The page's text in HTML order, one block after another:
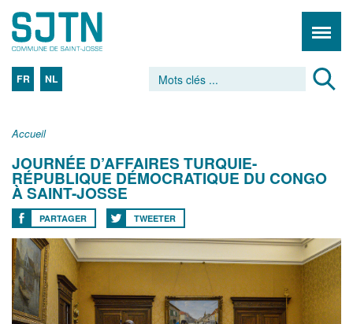
FR NL
Accueil
JOURNÉE D’AFFAIRES TURQUIE-
RÉPUBLIQUE DÉMOCRATIQUE DU CONGO
À SAINT-JOSSE
PARTAGER TWEETER